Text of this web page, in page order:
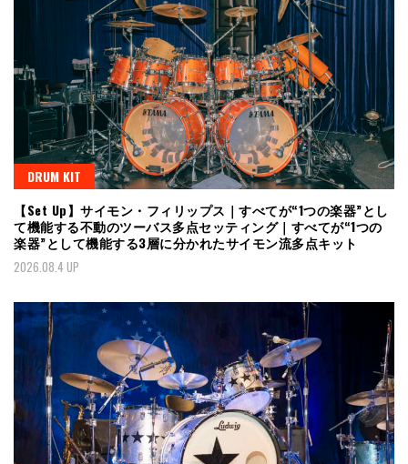
DRUM KIT
【Set Up】サイモン・フィリップス｜すべてが“1つの楽器”とし
て機能する不動のツーバス多点セッティング｜すべてが“1つの
楽器”として機能する3層に分かれたサイモン流多点キット
2026.08.4 UP